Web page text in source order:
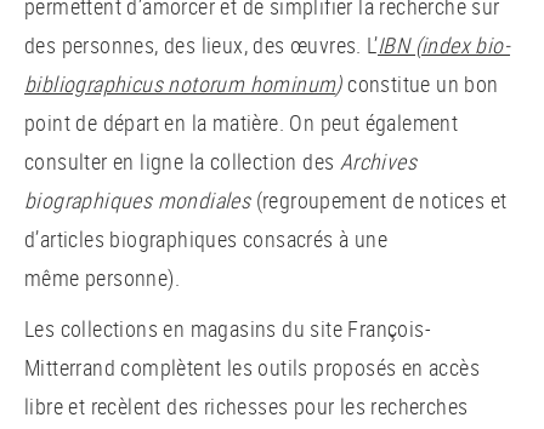
permettent d’amorcer et de simplifier la recherche sur
des personnes, des lieux, des œuvres. L’IBN (index bio-
bibliographicus notorum hominum)constitue un bon
point de départ en la matière. On peut également
consulter en ligne la collection des Archives
biographiques mondiales (regroupement de notices et
d’articles biographiques consacrés à une
même personne).
Les collections en magasins du site François-
Mitterrand complètent les outils proposés en accès
libre et recèlent des richesses pour les recherches